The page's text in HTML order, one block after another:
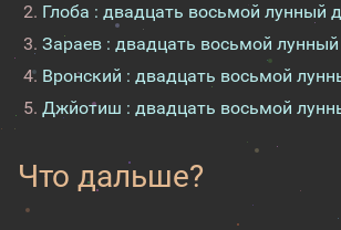
Глоба : двадцать восьмой лунный
Зараев : двадцать восьмой
Вронский : двадцать восьмой
Джйотиш : двадцать восьмой
Что дальше?